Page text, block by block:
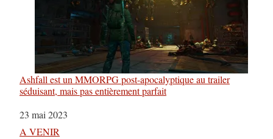
Ashfall est un MMORPG post-apocalyptique au trailer
séduisant, mais pas entièrement parfait
Date
23 mai 2023
Par rapport à
A VENIR